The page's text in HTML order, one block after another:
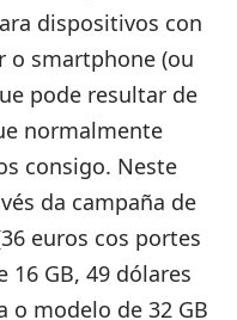
dispositivos con
o smartphone (ou
pode resultar de
normalmente
consigo. Neste
da campaña de
euros cos portes
GB, 49 dólares
o modelo de 32 GB